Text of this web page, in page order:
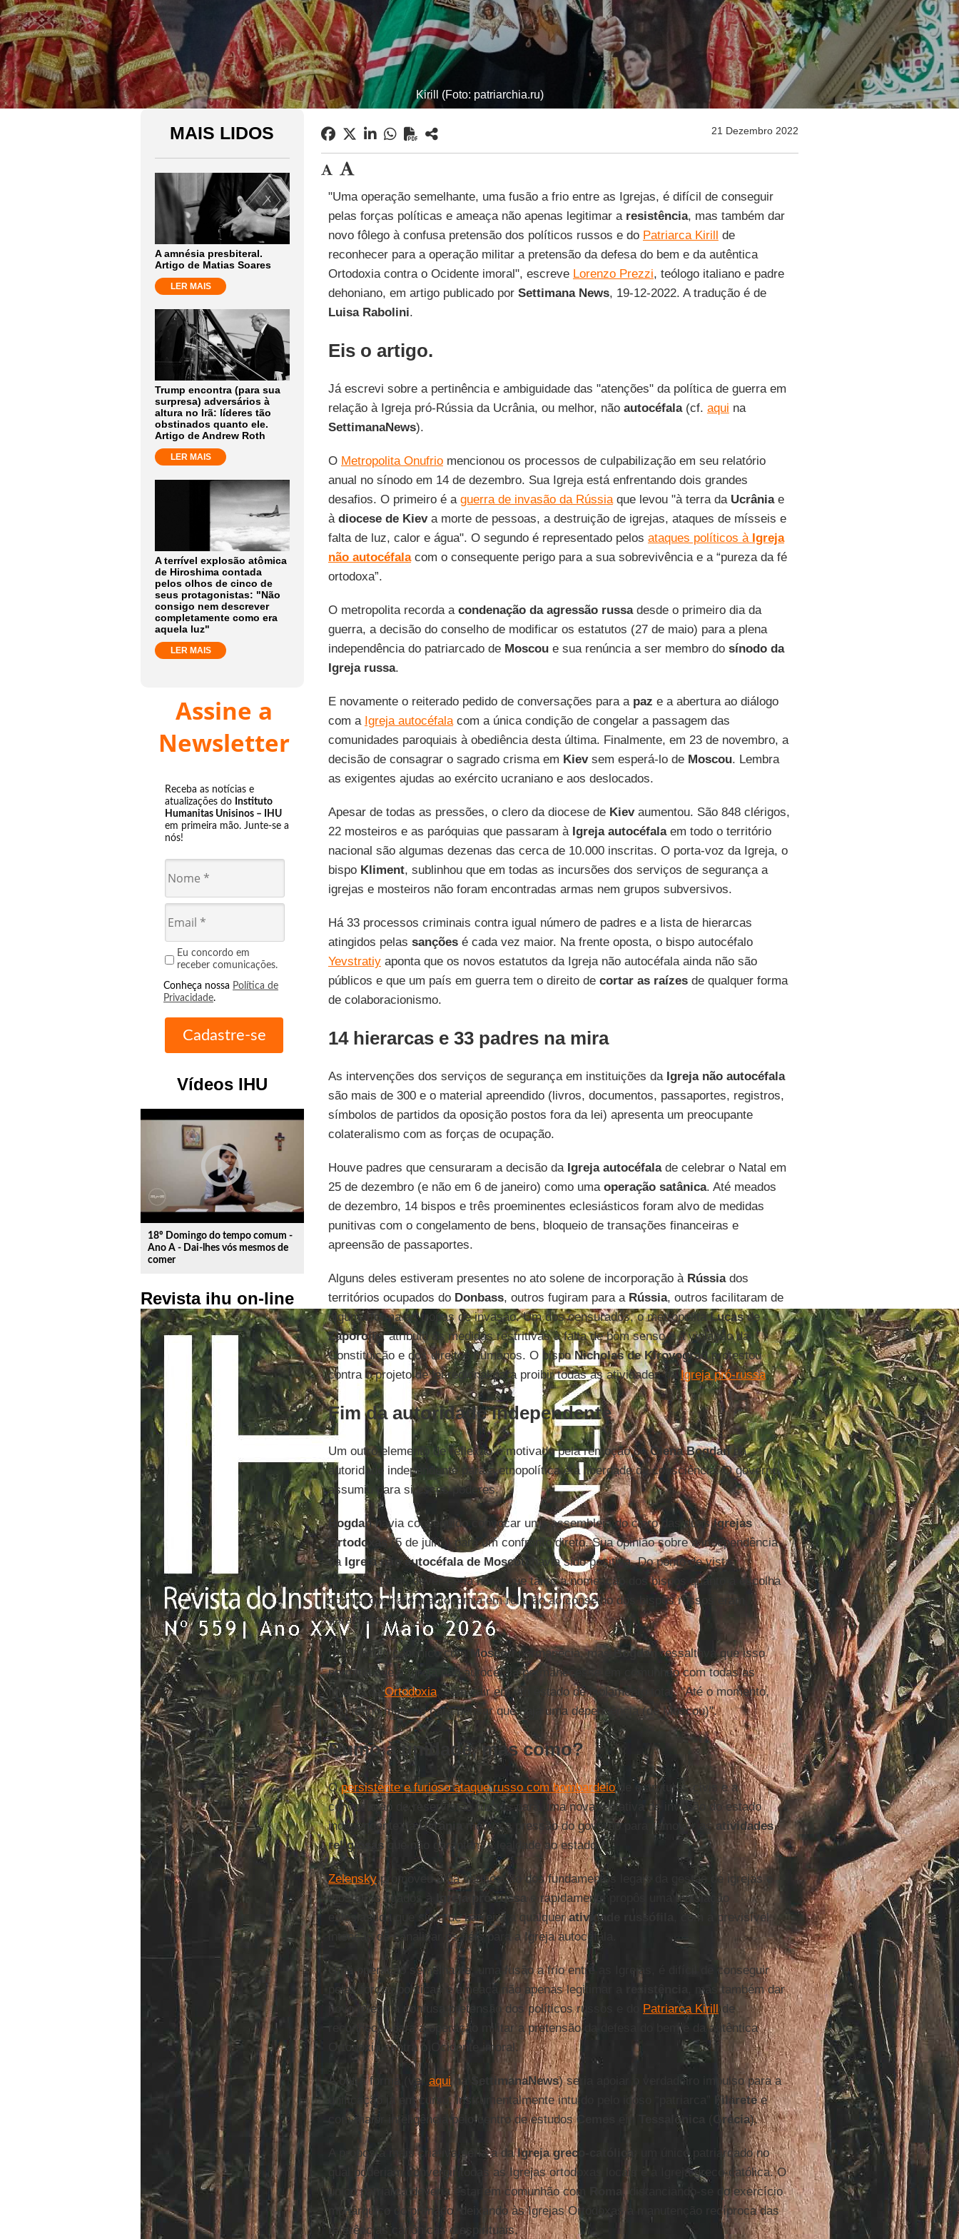
Kirill (Foto: patriarchia.ru)
MAIS LIDOS
A amnésia presbiteral.
Artigo de Matias Soares
LER MAIS
Trump encontra (para sua
surpresa) adversários à
altura no Irã: líderes tão
obstinados quanto ele.
Artigo de Andrew Roth
LER MAIS
A terrível explosão atômica
de Hiroshima contada
pelos olhos de cinco de
seus protagonistas: "Não
consigo nem descrever
completamente como era
aquela luz"
LER MAIS
Assine a
Newsletter
Receba as notícias e
atualizações do Instituto
Humanitas Unisinos – IHU
em primeira mão. Junte-se a
nós!
Eu concordo em
receber comunicações.
Conheça nossa Política de
Privacidade.
Vídeos IHU
play_circle_outline
18º Domingo do tempo comum -
Ano A - Dai-lhes vós mesmos de
comer
Revista ihu on-line
21 Dezembro 2022
"Uma operação semelhante, uma fusão a frio entre as Igrejas, é difícil de conseguir
pelas forças políticas e ameaça não apenas legitimar a resistência, mas também dar
novo fôlego à confusa pretensão dos políticos russos e do Patriarca Kirill de
reconhecer para a operação militar a pretensão da defesa do bem e da autêntica
Ortodoxia contra o Ocidente imoral", escreve Lorenzo Prezzi, teólogo italiano e padre
dehoniano, em artigo publicado por Settimana News, 19-12-2022. A tradução é de
Luisa Rabolini.
Eis o artigo.
Já escrevi sobre a pertinência e ambiguidade das "atenções" da política de guerra em
relação à Igreja pró-Rússia da Ucrânia, ou melhor, não autocéfala(cf. aqui na
SettimanaNews).
O Metropolita Onufriomencionou os processos de culpabilização em seu relatório
anual no sínodo em 14 de dezembro. Sua Igreja está enfrentando dois grandes
desafios. O primeiro é a guerra de invasão da Rússiaque levou "à terra da Ucrâniae
à diocese de Kieva morte de pessoas, a destruição de igrejas, ataques de mísseis e
falta de luz, calor e água". O segundo é representado pelos ataques políticos à Igreja
não autocéfalacom o consequente perigo para a sua sobrevivência e a “pureza da fé
ortodoxa”.
O metropolita recorda a condenação da agressão russadesde o primeiro dia da
guerra, a decisão do conselho de modificar os estatutos (27 de maio) para a plena
independência do patriarcado de Moscoue sua renúncia a ser membro do sínodo da
Igreja russa.
E novamente o reiterado pedido de conversações para a paz e a abertura ao diálogo
com a Igreja autocéfalacom a única condição de congelar a passagem das
comunidades paroquiais à obediência desta última. Finalmente, em 23 de novembro, a
decisão de consagrar o sagrado crisma em Kievsem esperá-lo de Moscou. Lembra
as exigentes ajudas ao exército ucraniano e aos deslocados.
Apesar de todas as pressões, o clero da diocese de Kievaumentou. São 848 clérigos,
22 mosteiros e as paróquias que passaram à Igreja autocéfalaem todo o território
nacional são algumas dezenas das cerca de 10.000 inscritas. O porta-voz da Igreja, o
bispo Kliment, sublinhou que em todas as incursões dos serviços de segurança a
igrejas e mosteiros não foram encontradas armas nem grupos subversivos.
Há 33 processos criminais contra igual número de padres e a lista de hierarcas
atingidos pelas sançõesé cada vez maior. Na frente oposta, o bispo autocéfalo
Yevstratiyaponta que os novos estatutos da Igreja não autocéfala ainda não são
públicos e que um país em guerra tem o direito de cortar as raízesde qualquer forma
de colaboracionismo.
14 hierarcas e 33 padres na mira
As intervenções dos serviços de segurança em instituições da Igreja não autocéfala
são mais de 300 e o material apreendido (livros, documentos, passaportes, registros,
símbolos de partidos da oposição postos fora da lei) apresenta um preocupante
colateralismo com as forças de ocupação.
Houve padres que censuraram a decisão da Igreja autocéfalade celebrar o Natal em
25 de dezembro (e não em 6 de janeiro) como uma operação satânica. Até meados
de dezembro, 14 bispos e três proeminentes eclesiásticos foram alvo de medidas
punitivas com o congelamento de bens, bloqueio de transações financeiras e
apreensão de passaportes.
Alguns deles estiveram presentes no ato solene de incorporação à Rússiados
territórios ocupados do Donbass, outros fugiram para a Rússia, outros facilitaram de
alguma forma as tropas de invasão. Um dos censurados, o metropolitaLucasde
Zaporojie, atribuiu as medidas restritivas à falta de bom senso e à violação da
Constituição e dos direitos humanos. O bispoNicholas de Kirovogradprotestou
contra o projeto de lei regional para proibir todas as atividades daIgreja pró-russa.
Fim da autoridade independente
Um outro elemento de reflexão é motivado pela remoção deOlena Bogdan da
autoridade independente para a etnopolítica e a liberdade de consciência. O governo
assumiu para si esses poderes.
Bogdanhavia conseguido convocar uma assembleia do clero das duasIgrejas
Ortodoxas(5 de julho) para um confronto direto. Sua opinião sobre a independência
da Igreja não autocéfala de Moscou
havia sido positiva. Do ponto de vista
organizacional, dever-se-ia notar que tanto a nomeação dos bispos quanto a escolha
do metropolita e a autonomia em relação ao conselho dos bispos russos eram
garantidas.
Um vínculo canônico com Moscoupermanecia, mas Bogdan ressaltava que isso
permitia que a Igreja não autocéfala permanecesse em comunhão com todas as
Igrejas daOrtodoxia, sem cair em um estado de isolamento total. "Até o momento,
não tenho motivos para pensar que haja uma dependência (de Moscou)".
Rumo à unidade, mas como?
Opersistente e furioso ataque russo com bombardeiode estruturas civis e a
convocação de reservistas russos para uma nova tentativa de invasão do estado
independente daUcrânia motiva a pressão do governo para remover asatividades
religiosasque não garantem a lealdade ao estado.
Zelenskypromoveu uma verificação dos fundamentos legais da gestão de igrejas e
mosteiros ligados à
Igreja pró-russae rapidamente propôs uma legislação
eclesiástica que sirva de barreira a qualqueratividade russófila
, com a previsível
intenção de canalizar os fiéis para a Igreja autocéfala.
Uma operação semelhante, uma fusão a frio entre as Igrejas, é difícil de conseguir
pelas forças políticas e ameaça não apenas legitimar a
resistência
, mas também dar
novo fôlego à confusa pretensão dos políticos russos e do Patriarca Kirillde
reconhecer para a operação militar a pretensão da defesa do bem e da autêntica
Ortodoxia contra o Ocidente imoral.
A outra forma (ver aqui na SettimanaNews) seria apoiar o verdadeiro impulso para a
unificação já em curso, instrumentalmente intuído pelo idoso “patriarca”
Filaretee
com maior inteligência pelo centro de estudosCemes em Tessalônica Grécia).
A proposta mais criativa seria a daIgreja greco-católica
: um único patriarcado no
qual poderiam convergir todas as Igrejas ortodoxas locais e a Igreja greco-católica. O
único patriarca deveria estar em comunhão com
, distanciando-se do exercício
monárquico do primado, deixando às Igrejas Ortodoxas a manutenção recíproca das
referências canônicas e espirituais.